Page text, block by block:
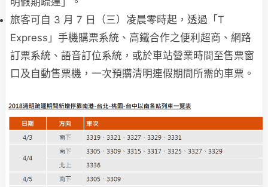
旅客可自 3 月 7 日（三）凌晨零時起，透過「T
Express」手機購票系統、高鐵合作之便利超商、網路
訂票系統、語音訂位系統，或於車站營業時間至售票窗
口及自動售票機，一次預購清明連假期間所需的車票。